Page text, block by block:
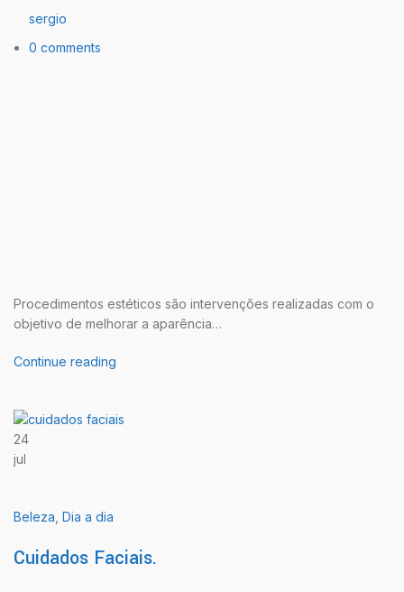
sergio
0 comments
Procedimentos estéticos são intervenções realizadas com o
objetivo de melhorar a aparência…
Continue reading
24
jul
Beleza Dia a dia
Cuidados Faciais.